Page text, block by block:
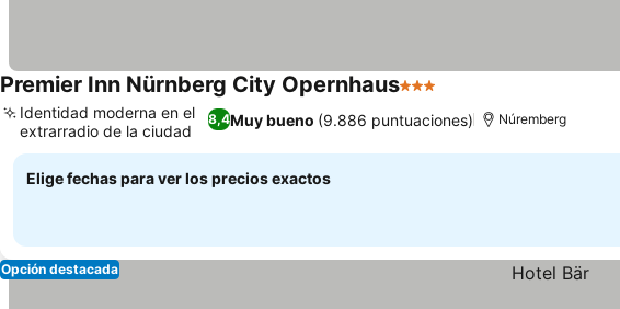
Premier Inn Nürnberg City Opernhaus3 Estrellas
8,4Muy bueno (9.886 puntuaciones)
Identidad moderna en el
extrarradio de la ciudad
Núremberg
Elige fechas para ver los precios exactos
Opción destacada